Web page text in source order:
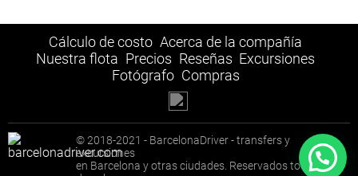
Cálculo de costo Acerca de la compañía
Nuestra flota Precios Reseñas Excursiones
Fotógrafo Compras
© 2018-2021 - BarcelonaDriver - transfers y
excursiones
en Barcelona y otras ciudades. Reservados todos los